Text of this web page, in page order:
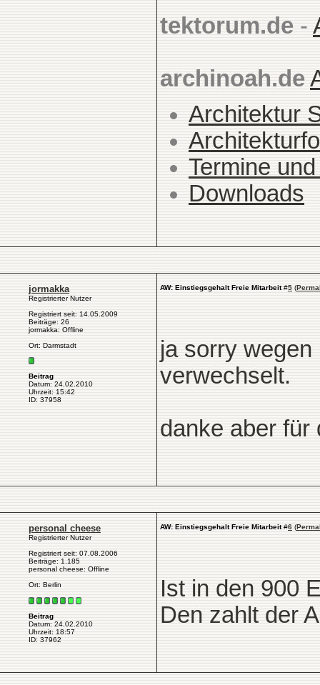
tektorum.de -
archinoah.de
Architektur
Termine
Downloads
jormakka
Registrierter Nutzer
Registriert seit: 14.05.2009
Beiträge: 26
jormakka: Offline
Ort: Darmstadt
Beitrag
Datum: 24.02.2010
Uhrzeit: 15:42
ID: 37958
AW: Einstiegsgehalt Freie Mitarbeit#5 (
ja sorry
verwechselt.
danke aber für
personal cheese
Registrierter Nutzer
Registriert seit: 07.08.2006
Beiträge: 1.185
personal cheese: Offline
Ort: Berlin
Beitrag
Datum: 24.02.2010
Uhrzeit: 18:57
ID: 37962
AW: Einstiegsgehalt Freie Mitarbeit#6 (
Ist in den 900
Den zahlt der